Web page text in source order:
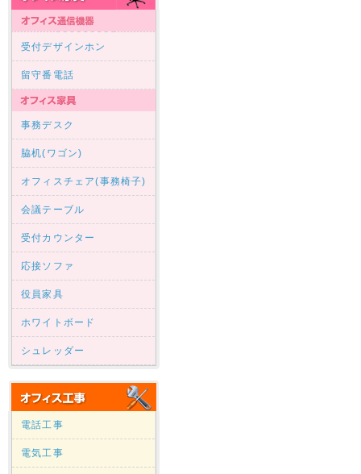
受付デザインホン
留守番電話
事務デスク
脇机(ワゴン)
オフィスチェア(事務椅子)
会議テーブル
受付カウンター
応接ソファ
役員家具
ホワイトボード
シュレッダー
電話工事
電気工事